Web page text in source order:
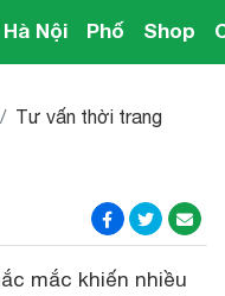
Hà Nội Phố Shop
Tư vấn thời trang
mắc khiến nhiều